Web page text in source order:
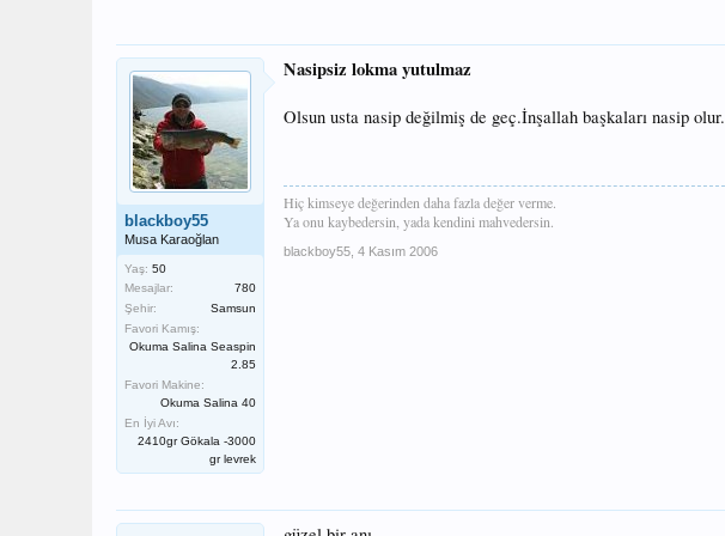
blackboy55
Musa Karaoğlan
Yaş: 50
Mesajlar:
780
Şehir:
Samsun
Favori Kamış:
Okuma Salina Seaspin
2.85
Favori Makine:
Okuma Salina 40
En İyi Avı:
2410gr Gökala -3000
gr levrek
Nasipsiz lokma yutulmaz
Olsun usta nasip değilmiş de geç.İnşallah başkaları nasip olur.
Hiç kimseye değerinden daha fazla değer verme.
Ya onu kaybedersin, yada kendini mahvedersin.
blackboy55 4 Kasım 2006